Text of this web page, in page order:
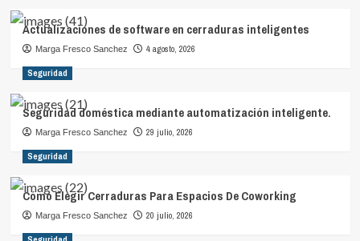
Actualizaciones de software en cerraduras inteligentes
Marga Fresco Sanchez 4 agosto, 2026
Seguridad
Seguridad doméstica mediante automatización inteligente.
Marga Fresco Sanchez 29 julio, 2026
Seguridad
Cómo Elegir Cerraduras Para Espacios De Coworking
Marga Fresco Sanchez 20 julio, 2026